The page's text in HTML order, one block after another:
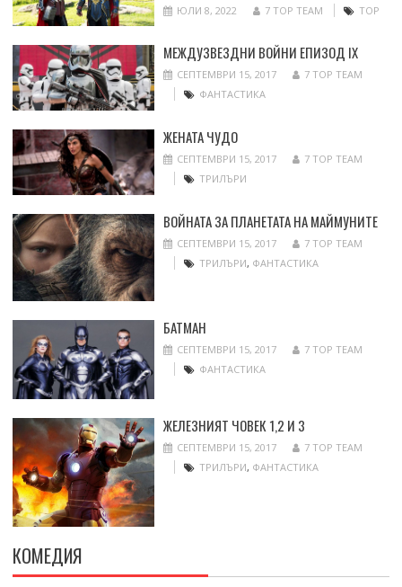
ЮЛИ 8, 2022 7 TOP TEAM ТОР
МЕЖДУЗВЕЗДНИ ВОЙНИ ЕПИЗОД IX
СЕПТЕМВРИ 15, 2017
7 TOP TEAM
ФАНТАСТИКА
ЖЕНАТА ЧУДО
СЕПТЕМВРИ 15, 2017
7 TOP TEAM
ТРИЛЪРИ
ВОЙНАТА ЗА ПЛАНЕТАТА НА МАЙМУНИТЕ
СЕПТЕМВРИ 15, 2017
7 TOP TEAM
ТРИЛЪРИ, ФАНТАСТИКА
БАТМАН
СЕПТЕМВРИ 15, 2017
7 TOP TEAM
ФАНТАСТИКА
ЖЕЛЕЗНИЯТ ЧОВЕК 1,2 И 3
СЕПТЕМВРИ 15, 2017
7 TOP TEAM
ТРИЛЪРИ, ФАНТАСТИКА
КОМЕДИЯ